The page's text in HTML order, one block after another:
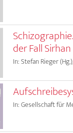
der Fall Sirhan
In: Stefan Rieger
In: Gesellschaft für